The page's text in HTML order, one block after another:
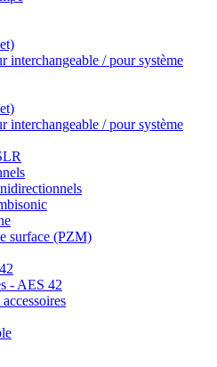
interchangeable / pour système
interchangeable / pour système
surface (PZM)
- AES 42